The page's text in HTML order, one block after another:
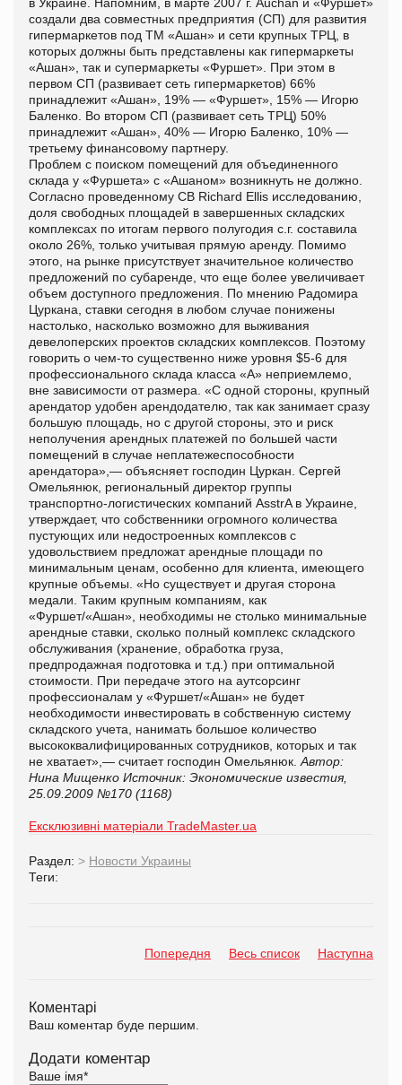
создали два совместных предприятия (СП) для развития
гипермаркетов под ТМ «Ашан» и сети крупных ТРЦ, в
которых должны быть представлены как гипермаркеты
«Ашан», так и супермаркеты «Фуршет». При этом в
первом СП (развивает сеть гипермаркетов) 66%
принадлежит «Ашан», 19% — «Фуршет», 15% — Игорю
Баленко. Во втором СП (развивает сеть ТРЦ) 50%
принадлежит «Ашан», 40% — Игорю Баленко, 10% —
третьему финансовому партнеру.
Проблем с поиском помещений для объединенного
склада у «Фуршета» с «Ашаном» возникнуть не должно.
Согласно проведенному CB Richard Ellis исследованию,
доля свободных площадей в завершенных складских
комплексах по итогам первого полугодия с.г. составила
около 26%, только учитывая прямую аренду. Помимо
этого, на рынке присутствует значительное количество
предложений по субаренде, что еще более увеличивает
объем доступного предложения. По мнению Радомира
Цуркана, ставки сегодня в любом случае понижены
настолько, насколько возможно для выживания
девелоперских проектов складских комплексов. Поэтому
говорить о чем-то существенно ниже уровня $5-6 для
профессионального склада класса «А» неприемлемо,
вне зависимости от размера. «С одной стороны, крупный
арендатор удобен арендодателю, так как занимает сразу
большую площадь, но с другой стороны, это и риск
неполучения арендных платежей по большей части
помещений в случае неплатежеспособности
арендатора»,— объясняет господин Цуркан. Сергей
Омельянюк, региональный директор группы
транспортно-логистических компаний AsstrA в Украине,
утверждает, что собственники огромного количества
пустующих или недостроенных комплексов с
удовольствием предложат арендные площади по
минимальным ценам, особенно для клиента, имеющего
крупные объемы. «Но существует и другая сторона
медали. Таким крупным компаниям, как
«Фуршет/«Ашан», необходимы не столько минимальные
арендные ставки, сколько полный комплекс складского
обслуживания (хранение, обработка груза,
предпродажная подготовка и т.д.) при оптимальной
стоимости. При передаче этого на аутсорсинг
профессионалам у «Фуршет/«Ашан» не будет
необходимости инвестировать в собственную систему
складского учета, нанимать большое количество
высококвалифицированных сотрудников, которых и так
не хватает»,— считает господин Омельянюк. Автор:
Нина Мищенко Источник: Экономические известия,
25.09.2009 №170 (1168)
Ексклюзивні матеріали TradeMaster.ua
Раздел: > Новости Украины
Теги:
Попередня Весь список Наступна
Коментарі
Ваш коментар буде першим.
Додати коментар
Ваше імя*